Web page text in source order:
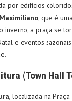
por edifícios
, que é
inverno, a praça se
e eventos
(Town Hall
, localizada na